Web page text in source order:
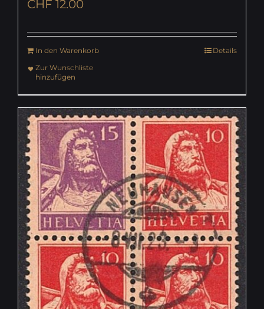
CHF 12.00
In den Warenkorb
Details
Zur Wunschliste
hinzufügen